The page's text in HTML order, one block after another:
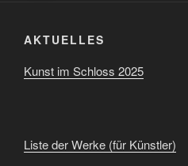
AKTUELLES
Kunst im Schloss 2025
Liste der Werke (für Künstler)